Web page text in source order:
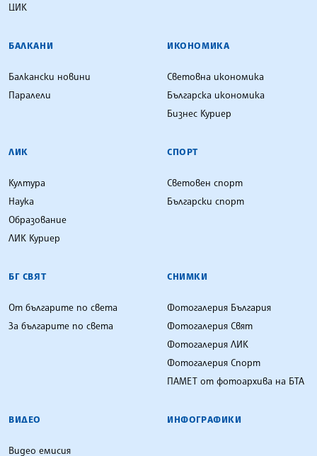
ЦИК
БАЛКАНИ
Балкански новини
Паралели
ИКОНОМИКА
Световна икономика
Българска икономика
Бизнес Куриер
ЛИК
Култура
Наука
Образование
ЛИК Куриер
СПОРТ
Световен спорт
Български спорт
БГ СВЯТ
От българите по света
За българите по света
СНИМКИ
Фотогалерия България
Фотогалерия Свят
Фотогалерия ЛИК
Фотогалерия Спорт
ПАМЕТ от фотоархива на БТА
ВИДЕО
Видео емисия
ИНФОГРАФИКИ